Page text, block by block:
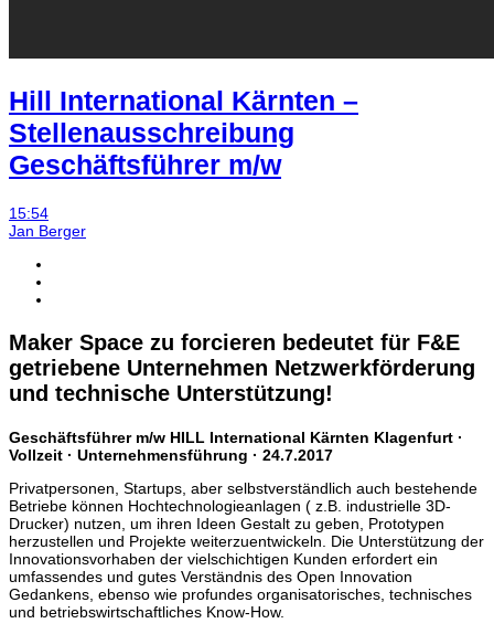
Hill International Kärnten –
Stellenausschreibung
Geschäftsführer m/w
15:54
Jan Berger
Maker Space zu forcieren bedeutet für F&E
getriebene Unternehmen Netzwerkförderung
und technische Unterstützung!
Geschäftsführer m/w HILL International Kärnten Klagenfurt ·
Vollzeit · Unternehmensführung · 24.7.2017
Privatpersonen, Startups, aber selbstverständlich auch bestehende
Betriebe können Hochtechnologieanlagen ( z.B. industrielle 3D-
Drucker) nutzen, um ihren Ideen Gestalt zu geben, Prototypen
herzustellen und Projekte weiterzuentwickeln. Die Unterstützung der
Innovationsvorhaben der vielschichtigen Kunden erfordert ein
umfassendes und gutes Verständnis des Open Innovation
Gedankens, ebenso wie profundes organisatorisches, technisches
und betriebswirtschaftliches Know-How.